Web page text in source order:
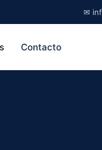
✉
Contacto